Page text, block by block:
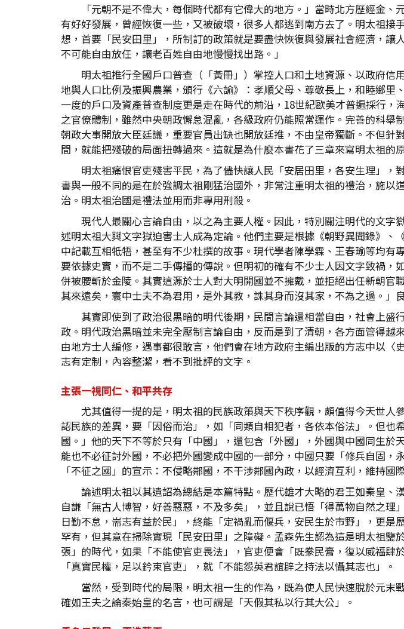
「元朝不是不偉大，每個時代都有它偉大的地方。」當時北方歷經金
有好好發展，曾經恢復一些，又被破壞，很多人都逃到南方去了。明太祖
想，首要「民安田里」，所制訂的政策就是要盡快恢復與發展社會經濟，
不可能自由放任，讓老百姓自由地慢慢找出路。」
明太祖推行全國戶口普查（「黃冊」）掌控人口和土地資源、以政府
地與人口比例及振興農業，頒行《六諭》：孝順父母、尊敬長上，和睦鄉
一度的戶口及資產普查制度更是走在時代的前沿，18世紀歐美才普遍採行
之官僚體制，雖然中央朝政懈怠混亂，各級政府仍能照常運作。完善的科
朝政大事開放大臣廷議，重要官員出缺也開放廷推，不由皇帝獨斷。不但
間，就能把殘破的局面扭轉過來。這就是為什麼本書花了三章來寫明太祖的
明太祖痛恨官吏殘害平民，為了儘快讓人民「安居田里，各安生理」
書與一般不同的是在於強調太祖剛猛治國外，非常注重明太祖的禮治，施
治。明太祖治國是禮法並用而非專用刑殺。
現代人最關心言論自由，以之為主要人權。因此，特別關注明代的文
述明太祖大興文字獄迫害士人成為定論。他們主要是根據《朝野異聞錄》
中記載互相牴牾，甚至有不少杜撰的故事。現代學者陳學霖、王春瑜等均
要依據史實，而不是二手傳播的傳說。但明初的確有不少士人因文字致禍
併被腰斬於金陵。其實這源於士人對大明開國並不擁戴，並拒絕出任新朝
其來遠矣，寰中士夫不為君用，是外其教，誅其身而沒其家，不為之過。
其實即使到了政治很黑暗的明代後期，民間言論還相當自由，社會上
政。明代政治黑暗並未完全壓制言論自由，反而是到了清朝，各方面管得
由地方士人編修，遇事都很敢言，他們會在地方政府主編出版的方志中以
志有定制，內容整潔，看不到批評的文字。
主張一視同仁、和平共存
尤其值得一提的是，明太祖的民族政策與天下秩序觀，頗值得今天世
認民族的差異，要「因俗而治」，如「同類自相犯者，各依本俗法」。但
國。」他的天下不等於只有「中國」，還包含「外國」，外國與中國同生
能也不必征討外國，不必把外國變成中國的一部分，中國只要「修兵自固
「不征之國」的宣示：不侵略鄰國，不干涉鄰國內政，以經濟互利，維持
論述明太祖以其遺詔為總結是本篇特點。歷代雄才大略的君王如秦皇
自謙「無古人博智，好善惡惡，不及多矣」，並且說已悟「得萬物自然之
日勤不怠，耑志有益於民」，終能「定禍亂而偃兵，安民生於市野」，更
罕有，但其意在掃除實現「民安田里」之障礙。孟森先生認為這是明太祖
張」的時代，如果「不能使官吏畏法」，官吏便會「既豢民膏，復以威福
「真實民權，足以鈐束官吏」，就「不能怨英君誼辟之持法以懾其志也」。
當然，受到時代的局限，明太祖一生的作為，既為使人民快速脫於元
確如王夫之論秦始皇的名言，也可謂是「天假其私以行其大公」。